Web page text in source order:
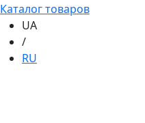
Каталог товаров
UA
/
RU